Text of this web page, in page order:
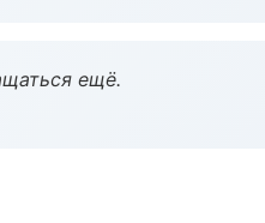
ещё.